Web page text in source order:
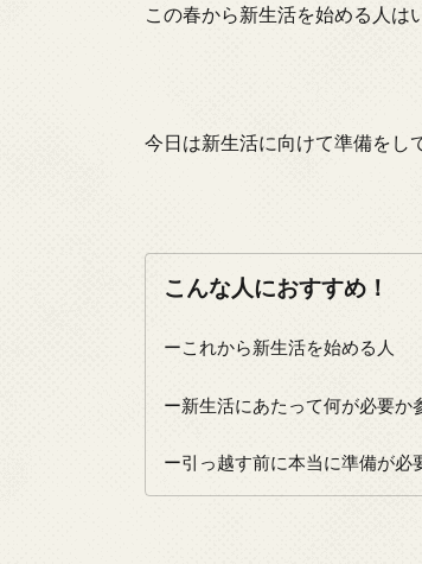
この春から新生活を始める人は
今日は新生活に向けて準備をし
こんな人におすすめ！
ーこれから新生活を始める人
ー新生活にあたって何が必要か
ー引っ越す前に本当に準備が必